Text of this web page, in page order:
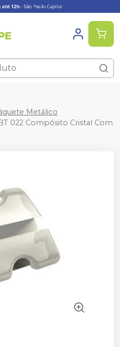
Metálico
022 Compósito Cristal Com